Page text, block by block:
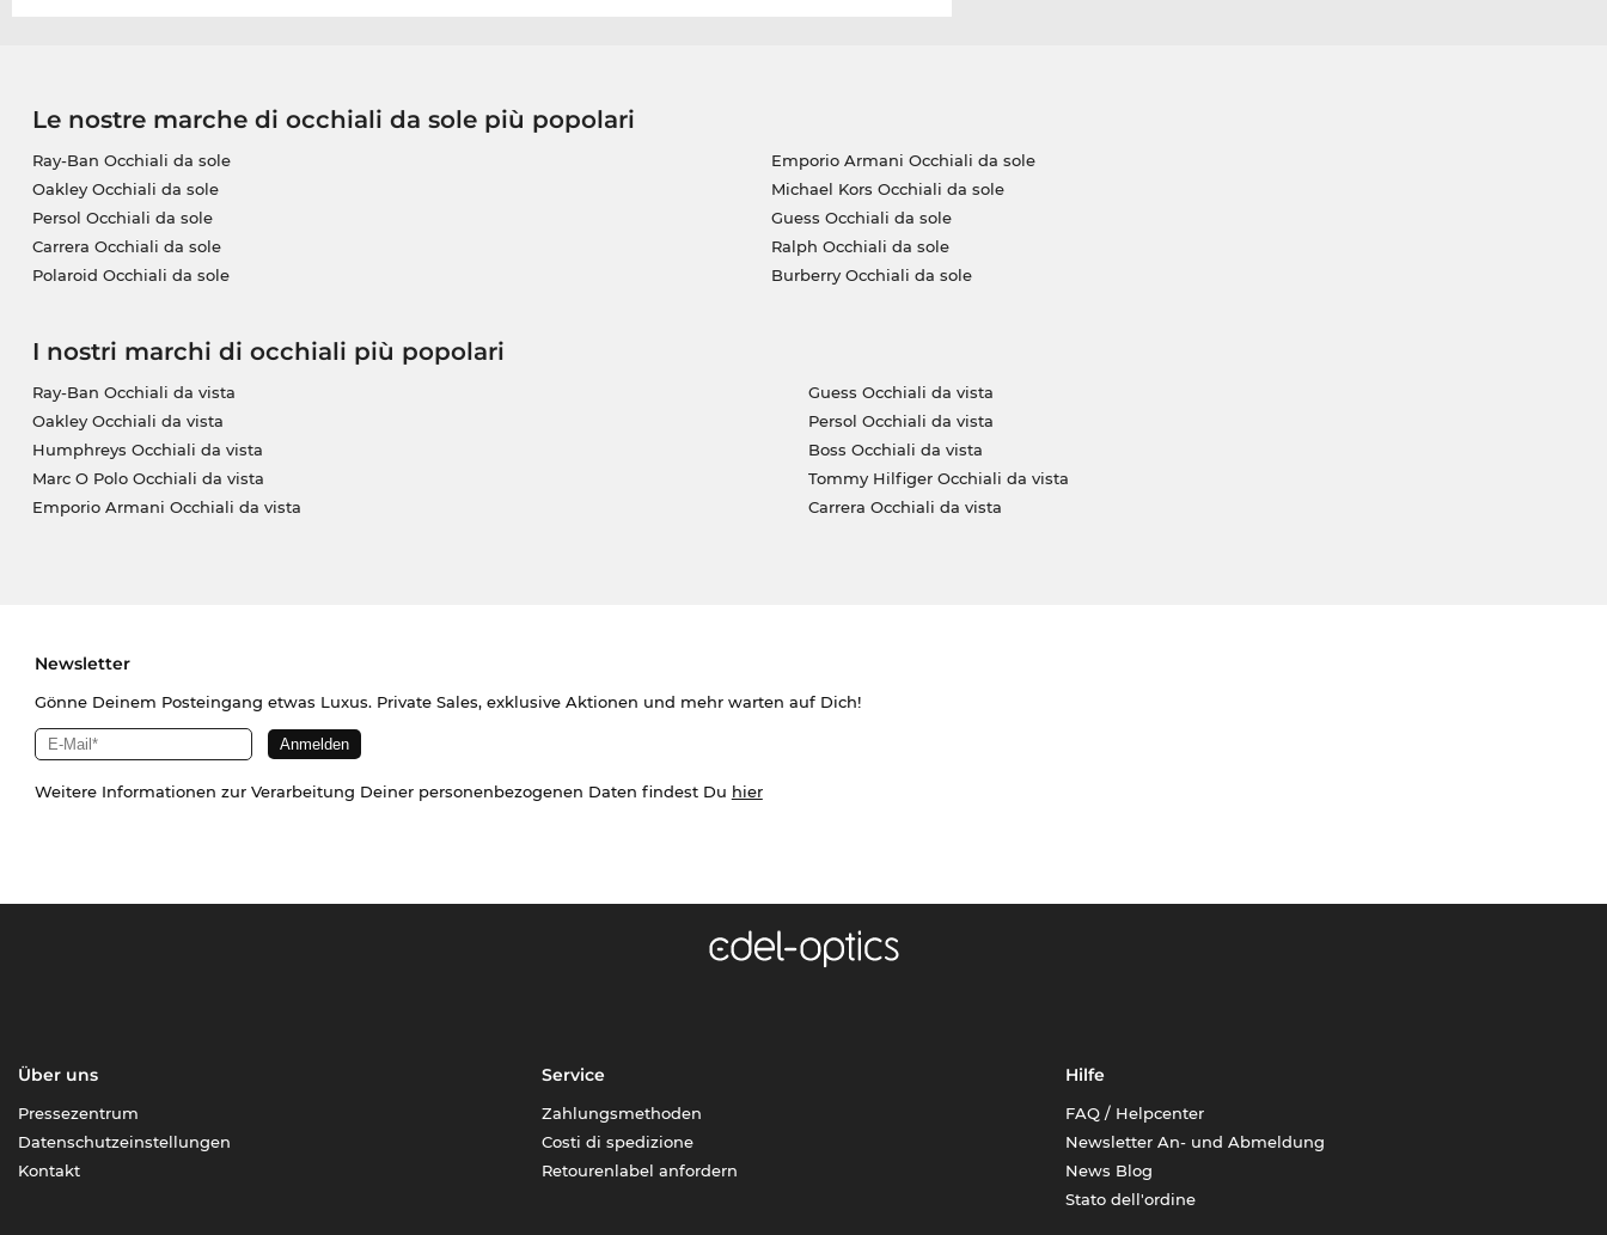
Le nostre marche di occhiali da sole più popolari
Ray-Ban Occhiali da sole
Oakley Occhiali da sole
Persol Occhiali da sole
Carrera Occhiali da sole
Polaroid Occhiali da sole
Emporio Armani Occhiali da sole
Michael Kors Occhiali da sole
Guess Occhiali da sole
Ralph Occhiali da sole
Burberry Occhiali da sole
I nostri marchi di occhiali più popolari
Ray-Ban Occhiali da vista
Oakley Occhiali da vista
Humphreys Occhiali da vista
Marc O Polo Occhiali da vista
Emporio Armani Occhiali da vista
Guess Occhiali da vista
Persol Occhiali da vista
Boss Occhiali da vista
Tommy Hilfiger Occhiali da vista
Carrera Occhiali da vista
Newsletter
Gönne Deinem Posteingang etwas Luxus. Private Sales, exklusive Aktionen und mehr warten auf Dich!
Weitere Informationen zur Verarbeitung Deiner personenbezogenen Daten findest Du hier
Über uns
Pressezentrum
Datenschutzeinstellungen
Kontakt
Service
Zahlungsmethoden
Costi di spedizione
Retourenlabel anfordern
Hilfe
FAQ / Helpcenter
Newsletter An- und Abmeldung
News Blog
Stato dell'ordine